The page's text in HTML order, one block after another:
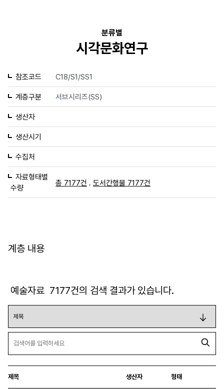
분류별
시각문화연구
참조코드 C18/S1/SS1
계층구분 서브시리즈(SS)
생산자
생산시기
수집처
자료형태별
수량
총 7177건 , 도서간행물 7177건
계층 내용
예술자료 7177건의 검색 결과가 있습니다.
제목 생산자 형태